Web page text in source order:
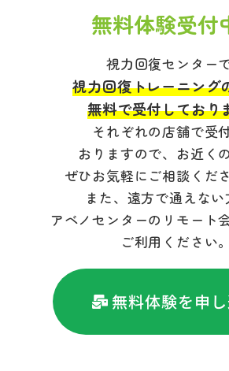
無料体験受付
視力回復センター
視力回復トレーニング
無料で受付しており
それぞれの店舗で受
おりますので、お近く
ぜひお気軽にご相談くだ
また、遠方で通えない
アベノセンターのリモート
ご利用ください。
無料体験を申